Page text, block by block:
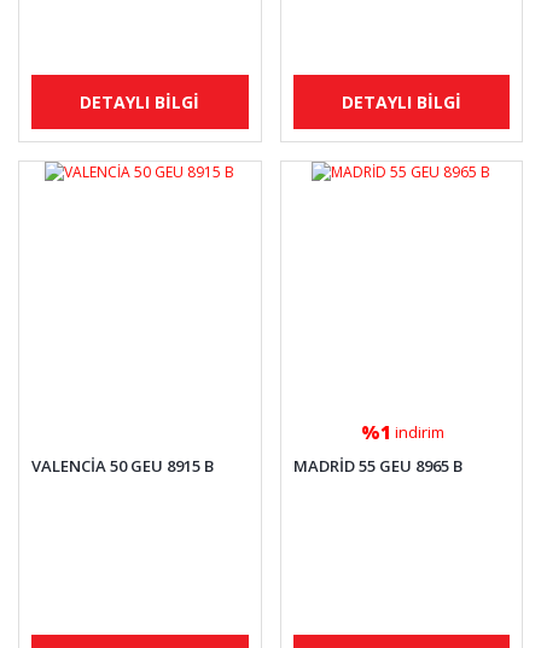
DETAYLI BİLGİ DETAYLI BİLGİ
VALENCİA 50 GEU 8915 B
%1 indirim
MADRİD 55 GEU 8965 B